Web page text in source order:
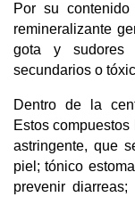
Por su
remineralizante
gota y sudores
secundarios o
Dentro de la
Estos
astringente, que
piel; tónico
prevenir